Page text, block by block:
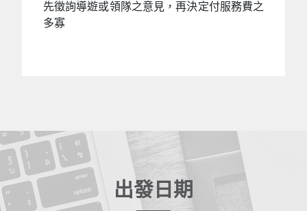
先徵詢導遊或領隊之意見，再決定付服務費之
多寡
出發日期